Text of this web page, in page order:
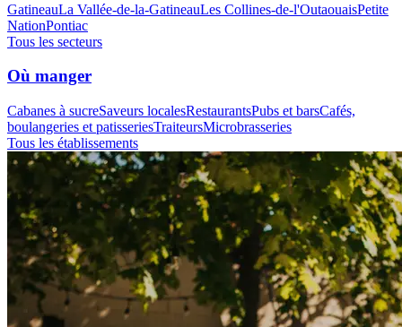
GatineauLa Vallée-de-la-GatineauLes Collines-de-l'OutaouaisPetite
NationPontiac
Tous les secteurs
Où manger
Cabanes à sucreSaveurs localesRestaurantsPubs et barsCafés,
boulangeries et patisseriesTraiteursMicrobrasseries
Tous les établissements